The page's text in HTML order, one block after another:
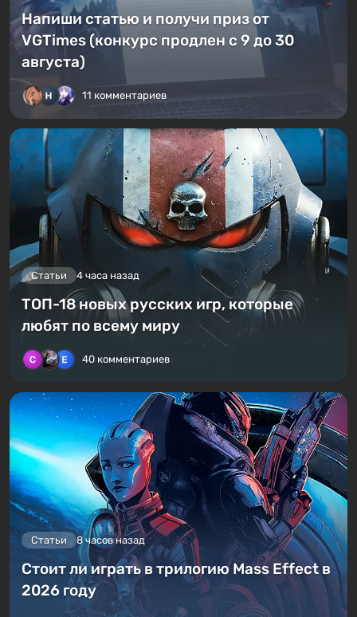
Напиши статью и получи приз от
VGTimes (конкурс продлен с 9 до 30
августа)
11 комментариев
Статьи 4 часа назад
ТОП-18 новых русских игр, которые
любят по всему миру
40 комментариев
Статьи 8 часов назад
Стоит ли играть в трилогию Mass Effect в
2026 году